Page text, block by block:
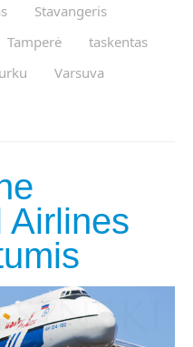
Stavangeris
Tamperė
taskentas
Varsuva
Airlines